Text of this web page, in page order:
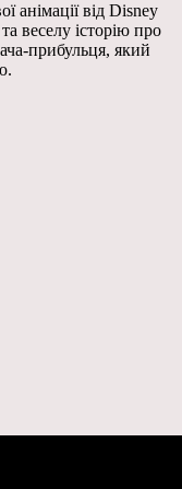
анімації від Disney
веселу історію про
прибульця, який